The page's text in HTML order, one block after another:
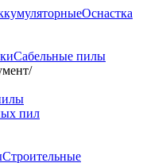
Оснастка
Сабельные пилы
/
пил
Строительные